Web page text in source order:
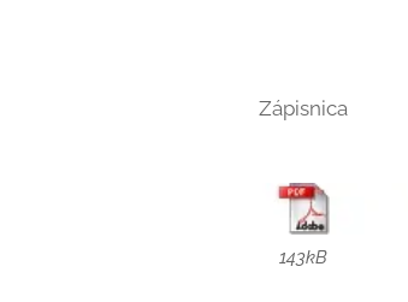
Zápisnica
143kB